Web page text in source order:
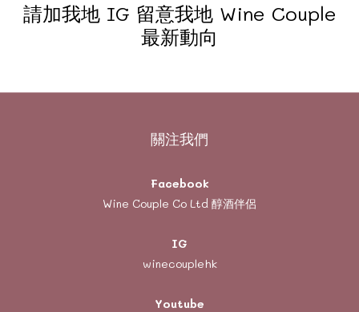
請加我地 IG 留意我地 Wine Couple
最新動向
關注我們
Facebook
Wine Couple Co Ltd 醇酒伴侶
IG
winecouplehk
Youtube